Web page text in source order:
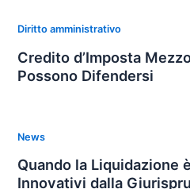
Diritto amministrativo
Credito d’Imposta
Possono Difendersi
News
Quando la Liquidazione
Innovativi dalla